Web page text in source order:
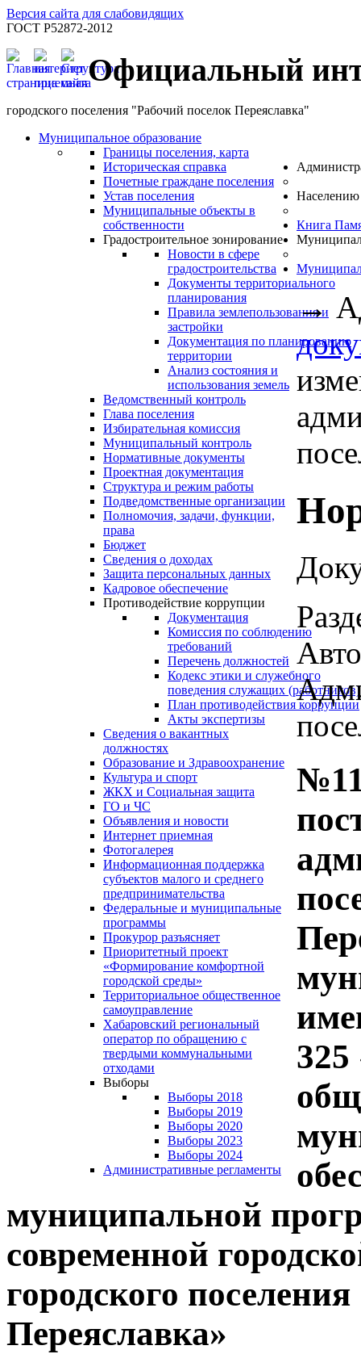
Версия сайта для слабовидящих
ГОСТ Р52872-2012
Официальный
городского поселения "Рабочий поселок Переяславка"
Муниципальное образование
Границы поселения, карта
Историческая справка
Почетные граждане поселения
Устав поселения
Муниципальные объекты в
собственности
Градостроительное зонирование
Новости в сфере
градостроительства
Документы территориального
планирования
Правила землепользования и
застройки
Документация по планированию
территории
Анализ состояния и
использования земель
Ведомственный контроль
Глава поселения
Избирательная комиссия
Муниципальный контроль
Нормативные документы
Проектная документация
Структура и режим работы
Подведомственные организации
Полномочия, задачи, функции,
права
Бюджет
Сведения о доходах
Защита персональных данных
Кадровое обеспечение
Противодействие коррупции
Документация
Комиссия по соблюдению
требований
Перечень должностей
Кодекс этики и служебного
поведения служащих (работников)
План противодействия коррупции
Акты экспертизы
Сведения о вакантных
должностях
Населению
Образование и Здравоохранение
Культура и спорт
ЖКХ и Социальная защита
ГО и ЧС
Объявления и новости
Интернет приемная
Фотогалерея
Информационная поддержка
субъектов малого и среднего
предпринимательства
Федеральные и муниципальные
программы
Прокурор разъясняет
Приоритетный проект
«Формирование комфортной
городской среды»
Территориальное общественное
самоуправление
Хабаровский региональный
оператор по обращению с
твердыми коммунальными
отходами
Выборы
Выборы 2018
Выборы 2019
Выборы 2020
Выборы 2023
Выборы 2024
Книга
Административные регламенты
→
325
муниципальной
современной
городского
Переяславка»